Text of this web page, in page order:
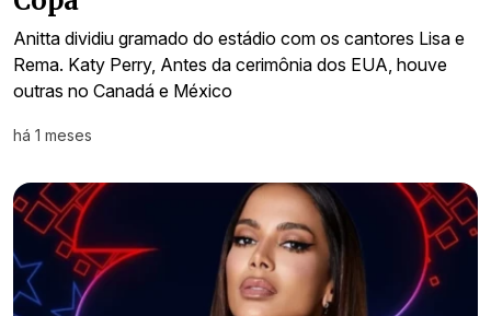
Anitta dividiu gramado do estádio com os cantores Lisa e
Rema. Katy Perry, Antes da cerimônia dos EUA, houve
outras no Canadá e México
há 1 meses